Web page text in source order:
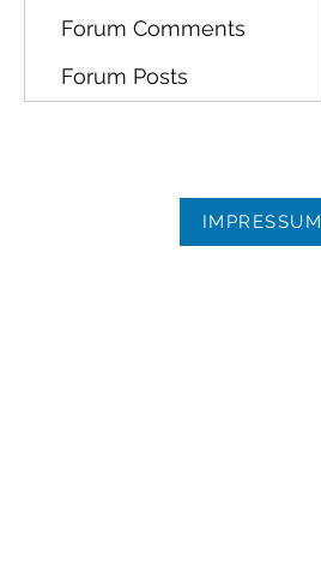
Forum Comments
Forum Posts
IMPRESSUM